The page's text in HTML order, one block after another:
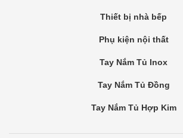
Thiết bị nhà bếp
Phụ kiện nội thất
Tay Nắm Tủ Inox
Tay Nắm Tủ Đồng
Tay Nắm Tủ Hợp Kim